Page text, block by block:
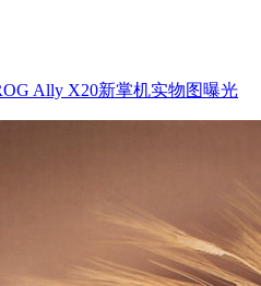
Ally X20新掌机实物图曝光